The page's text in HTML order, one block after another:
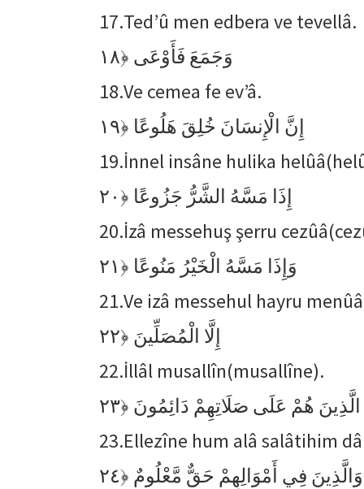
17.Ted’û men edbera ve tevellâ.
وَجَمَعَ فَأَوْعَى ﴿١٨
18.Ve cemea fe ev’â.
إِنَّ الْإِنسَانَ خُلِقَ هَلُوعًا ﴿١٩
19.İnnel insâne hulika
إِذَا مَسَّهُ الشَّرُّ جَزُوعًا ﴿٢٠
20.İzâ messehuş şerru
وَإِذَا مَسَّهُ الْخَيْرُ مَنُوعًا ﴿٢١
21.Ve izâ messehul hayru
إِلَّا الْمُصَلِّينَ ﴿٢٢
22.İllâl musallîn(musallîne).
الَّذِينَ هُمْ عَلَى صَلَاتِهِمْ دَائِمُونَ ﴿٢٣
23.Ellezîne hum alâ salâtihim
وَالَّذِينَ فِي أَمْوَالِهِمْ حَقٌّ مَّعْلُومٌ ﴿٢٤